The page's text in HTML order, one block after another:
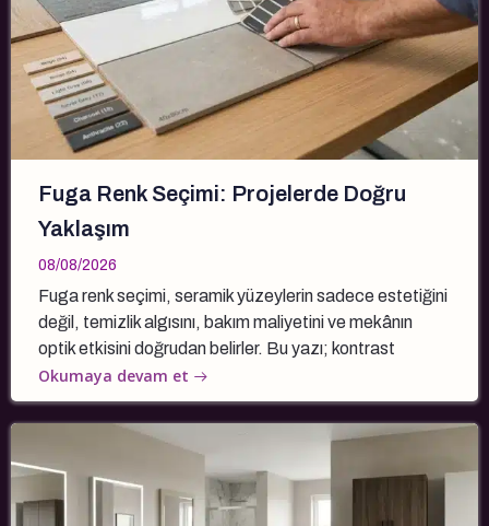
Fuga Renk Seçimi: Projelerde Doğru
Yaklaşım
08/08/2026
Fuga renk seçimi, seramik yüzeylerin sadece estetiğini
değil, temizlik algısını, bakım maliyetini ve mekânın
optik etkisini doğrudan belirler. Bu yazı; kontrast
Okumaya devam et